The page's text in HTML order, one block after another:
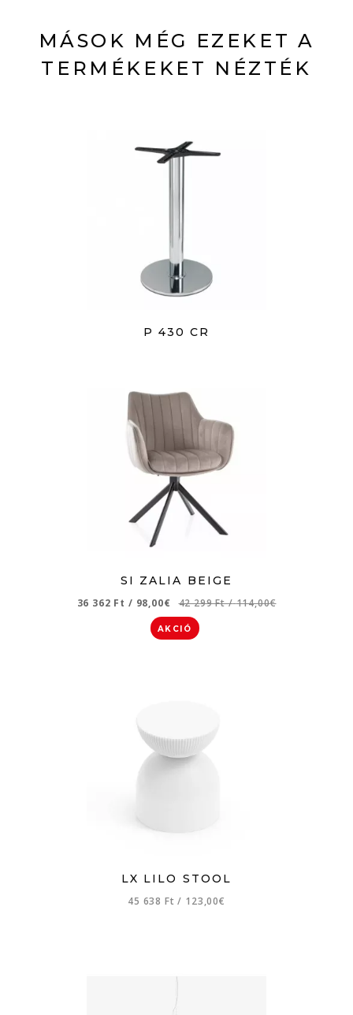
MÁSOK MÉG EZEKET A
TERMÉKEKET NÉZTÉK
P 430 CR
SI ZALIA BEIGE
36 362 Ft / 98,00€ 42 299 Ft/ 114,00€
AKCIÓ
LX LILO STOOL
45 638 Ft/ 123,00€